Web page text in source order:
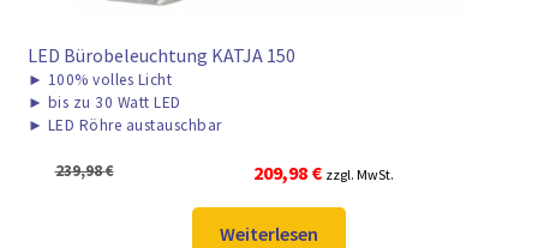
LED Bürobeleuchtung KATJA 150
► 100% volles Licht
► bis zu 30 Watt LED
► LED Röhre austauschbar
239,98€
Ursprünglicher
Preis
war:
209,98 €Aktueller
Preis
zzgl. MwSt.
Weiterlesen